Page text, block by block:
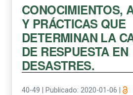
CONOCIMIENTOS,
Y PRÁCTICAS QUE
DETERMINAN LA
DE RESPUESTA EN
DESASTRES.
40-49 Publicado: 2020-01-06